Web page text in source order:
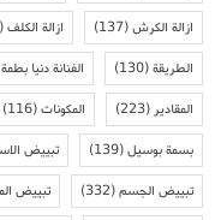
ازالة الكرش(137) ازالة الكلف(140)
الطريقة(130) الفنانة دنيا بطمة
المقادير(223) المكونات(116)
بسمة بوسيل(139) تبييض
تبييض الجسم(332) تبييض